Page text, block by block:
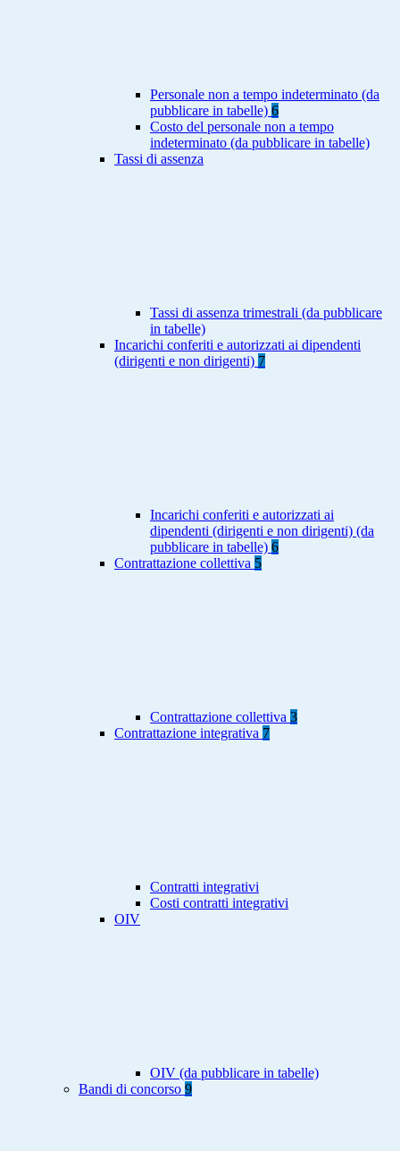
Personale non a tempo indeterminato (da
pubblicare in tabelle) 6
Costo del personale non a tempo
indeterminato (da pubblicare in tabelle)
Tassi di assenza
Tassi di assenza trimestrali (da pubblicare
in tabelle)
Incarichi conferiti e autorizzati ai dipendenti
(dirigenti e non dirigenti) 7
Incarichi conferiti e autorizzati ai
dipendenti (dirigenti e non dirigenti) (da
pubblicare in tabelle) 6
Contrattazione collettiva 5
Contrattazione collettiva 3
Contrattazione integrativa 7
Contratti integrativi
Costi contratti integrativi
OIV
OIV (da pubblicare in tabelle)
Bandi di concorso 9